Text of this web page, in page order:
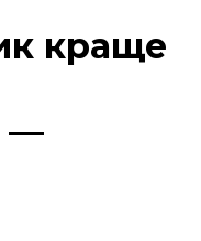
краще
—